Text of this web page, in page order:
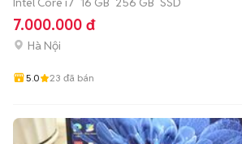
7.000.000 đ
Hà Nội
5.0 23 đã bán